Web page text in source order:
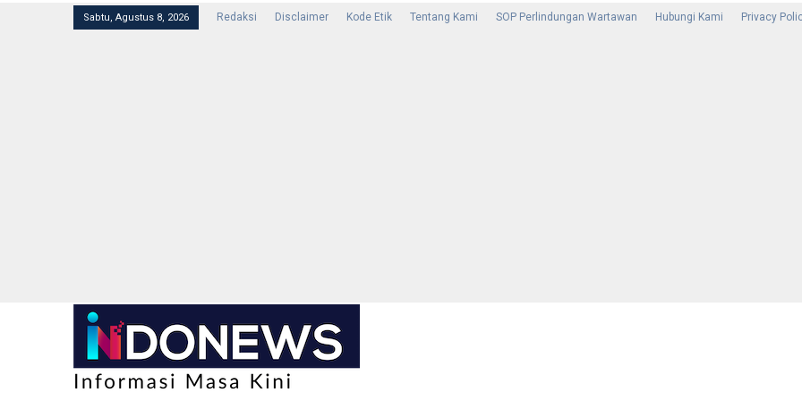
Sabtu, Agustus 8, 2026 Redaksi Disclaimer Kode Etik Tentang Kami SOP Perlindungan Wartawan Hubungi Kami Privacy